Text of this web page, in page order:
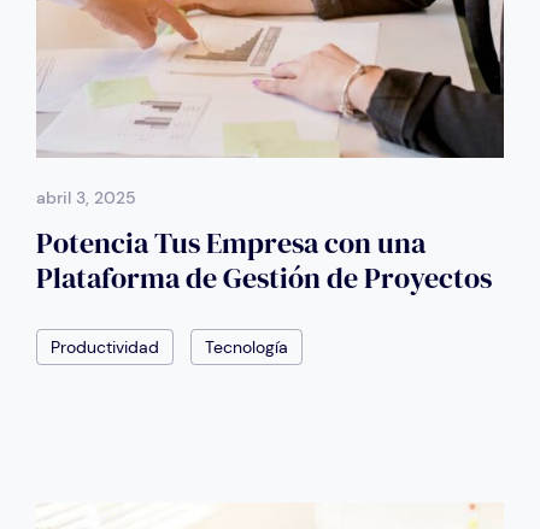
abril 3, 2025
Potencia Tus Empresa con una
Plataforma de Gestión de Proyectos
Productividad Tecnología